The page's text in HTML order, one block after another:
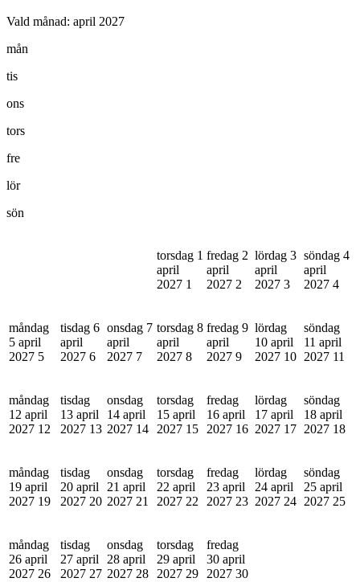
Vald månad: april 2027
mån
tis
ons
tors
fre
lör
sön
torsdag 1
april
2027 1
fredag 2
april
2027 2
lördag 3
april
2027 3
söndag 4
april
2027 4
måndag
5 april
2027 5
tisdag 6
april
2027 6
onsdag 7
april
2027 7
torsdag 8
april
2027 8
fredag 9
april
2027 9
lördag
10 april
2027 10
söndag
11 april
2027 11
måndag
12 april
2027 12
tisdag
13 april
2027 13
onsdag
14 april
2027 14
torsdag
15 april
2027 15
fredag
16 april
2027 16
lördag
17 april
2027 17
söndag
18 april
2027 18
måndag
19 april
2027 19
tisdag
20 april
2027 20
onsdag
21 april
2027 21
torsdag
22 april
2027 22
fredag
23 april
2027 23
lördag
24 april
2027 24
söndag
25 april
2027 25
måndag
26 april
2027 26
tisdag
27 april
2027 27
onsdag
28 april
2027 28
torsdag
29 april
2027 29
fredag
30 april
2027 30